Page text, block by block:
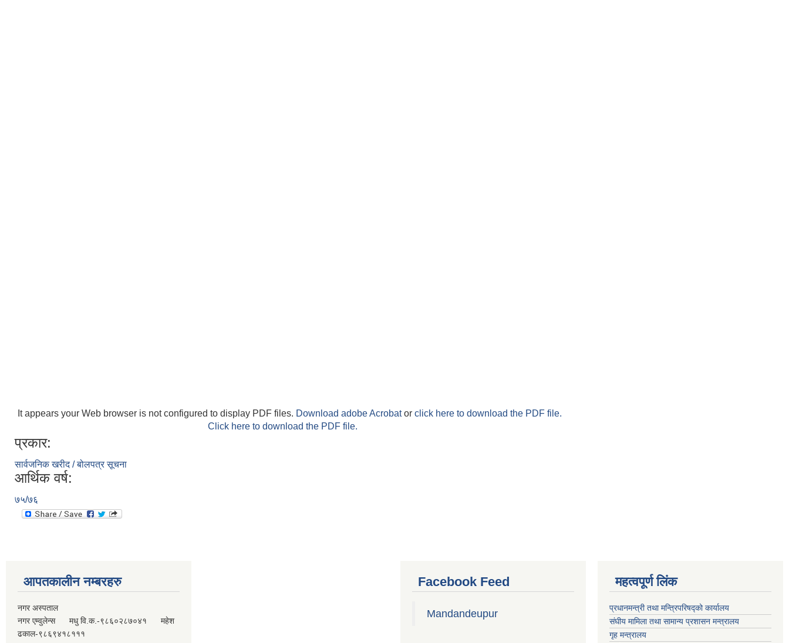
It appears your Web browser is not configured to display PDF files. Download adobe Acrobator click here to download the PDF file.
Click here to download the PDF file.
प्रकार:
सार्वजनिक खरीद / बोलपत्र सूचना
आर्थिक वर्ष:
७५/७६
आपतकालीन नम्बरहरु
नगर अस्पताल
नगर एम्वुलेन्स मधु वि.क.-९८६०२८७०४१ महेश
ढकाल-९८६९४१८१११
Facebook Feed
Mandandeupur
महत्वपूर्ण लिंक
प्रधानमन्त्री तथा मन्त्रिपरिषद्को कार्यालय
संघीय मामिला तथा सामान्य प्रशासन मन्त्रालय
गृह मन्त्रालय